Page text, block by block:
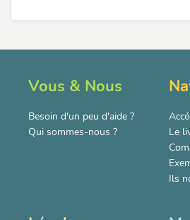
Vous & Nous
Besoin d'un peu d'aide ?
Qui sommes-nous ?
Le
Ils